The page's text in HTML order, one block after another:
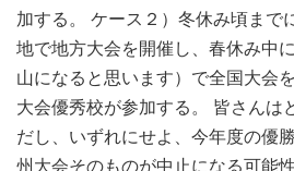
加する。 ケース２）冬休み頃まで
地で地方大会を開催し、春休み中
山になると思います）で全国大会
大会優秀校が参加する。 皆さんは
だし、いずれにせよ、今年度の優
州大会そのものが中止になる可能